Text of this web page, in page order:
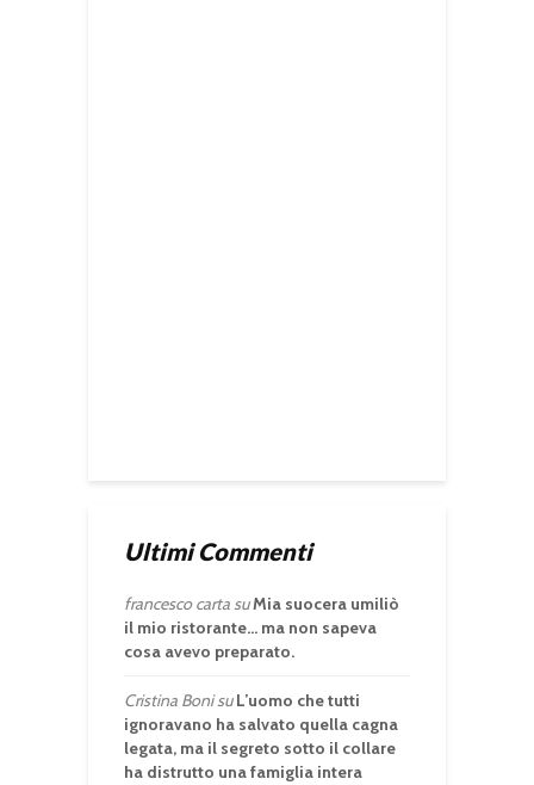
Ultimi Commenti
francesco cartasuMia suocera umiliò
il mio ristorante… ma non sapeva
cosa avevo preparato.
Cristina BonisuL’uomo che tutti
ignoravano ha salvato quella cagna
legata, ma il segreto sotto il collare
ha distrutto una famiglia intera